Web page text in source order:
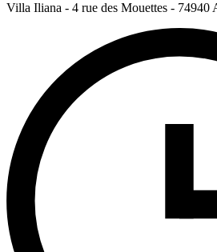
Villa Iliana - 4 rue des Mouettes - 74940